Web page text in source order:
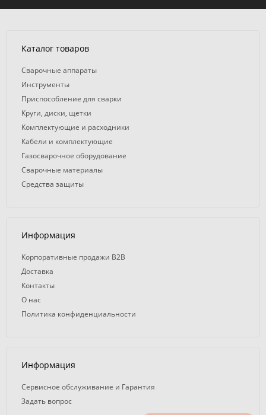
Каталог товаров
Сварочные аппараты
Инструменты
Приспособление для сварки
Круги, диски, щетки
Комплектующие и расходники
Кабели и комплектующие
Газосварочное оборудование
Сварочные материалы
Средства защиты
Информация
Корпоративные продажи B2B
Доставка
Контакты
О нас
Политика конфиденциальности
Информация
Сервисное обслуживание и Гарантия
Задать вопрос